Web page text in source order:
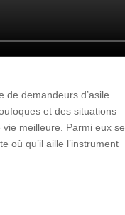
de demandeurs d’asile
et des situations
vie meilleure. Parmi eux se
où qu’il aille l’instrument